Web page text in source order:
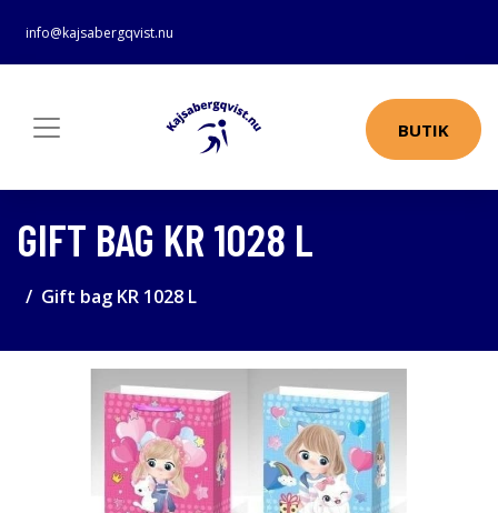
info@kajsabergqvist.nu
BUTIK
GIFT BAG KR 1028 L
Gift bag KR 1028 L